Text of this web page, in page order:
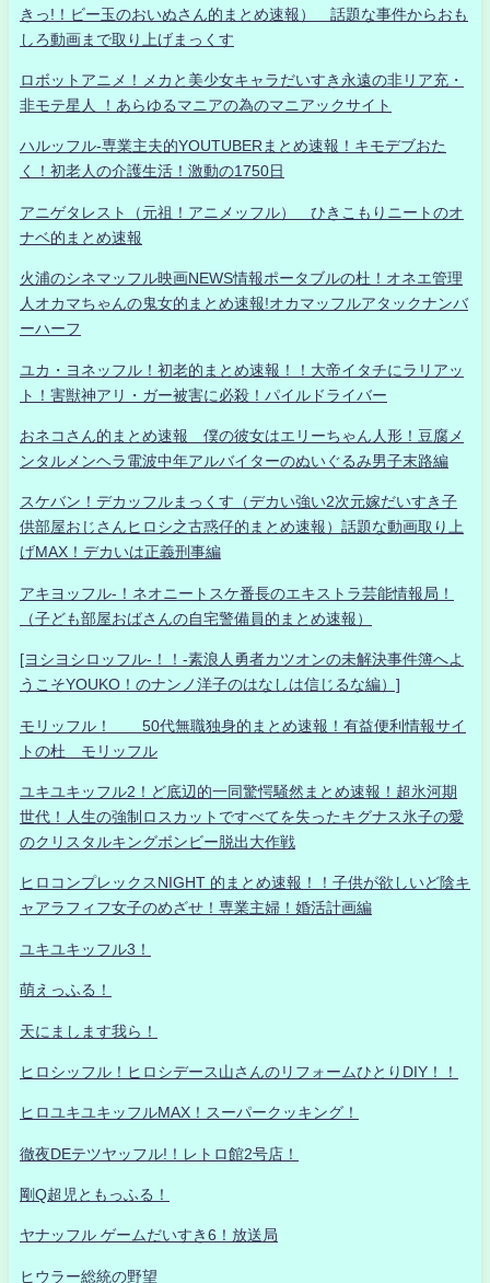
きっ!！ビー玉のおいぬさん的まとめ速報） 話題な事件からおも
しろ動画まで取り上げまっくす
ロボットアニメ！メカと美少女キャラだいすき永遠の非リア充・
非モテ星人 ！あらゆるマニアの為のマニアックサイト
ハルッフル-専業主夫的YOUTUBERまとめ速報！キモデブおた
く！初老人の介護生活！激動の1750日
アニゲタレスト（元祖！アニメッフル） ひきこもりニートのオ
ナベ的まとめ速報
火浦のシネマッフル映画NEWS情報ポータブルの杜！オネエ管理
人オカマちゃんの鬼女的まとめ速報!オカマッフルアタックナンバ
ーハーフ
ユカ・ヨネッフル！初老的まとめ速報！！大帝イタチにラリアッ
ト！害獣神アリ・ガー被害に必殺！パイルドライバー
おネコさん的まとめ速報 僕の彼女はエリーちゃん人形！豆腐メ
ンタルメンヘラ電波中年アルバイターのぬいぐるみ男子末路編
スケバン！デカッフルまっくす（デカい強い2次元嫁だいすき子
供部屋おじさんヒロシ之古惑仔的まとめ速報）話題な動画取り上
げMAX！デカいは正義刑事編
アキヨッフル-！ネオニートスケ番長のエキストラ芸能情報局！
（子ども部屋おばさんの自宅警備員的まとめ速報）
[ヨシヨシロッフル-！！-素浪人勇者カツオンの未解決事件簿へよ
うこそYOUKO！のナンノ洋子のはなしは信じるな編）]
モリッフル！ 50代無職独身的まとめ速報！有益便利情報サイ
トの杜 モリッフル
ユキユキッフル2！ど底辺的一同驚愕騒然まとめ速報！超氷河期
世代！人生の強制ロスカットですべてを失ったキグナス氷子の愛
のクリスタルキングボンビー脱出大作戦
ヒロコンプレックスNIGHT 的まとめ速報！！子供が欲しいど陰キ
ャアラフィフ女子のめざせ！専業主婦！婚活計画編
ユキユキッフル3！
萌えっふる！
天にまします我ら！
ヒロシッフル！ヒロシデース山さんのリフォームひとりDIY！！
ヒロユキユキッフルMAX！スーパークッキング！
徹夜DEテツヤッフル!！レトロ館2号店！
剛Q超児ともっふる！
ヤナッフル ゲームだいすき6！放送局
ヒウラー総統の野望